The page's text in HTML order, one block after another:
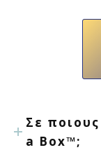
Σε
a Box™;